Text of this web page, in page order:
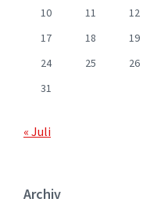
10
11 12
17
18 19
24
25 26
31
« Juli
Archiv